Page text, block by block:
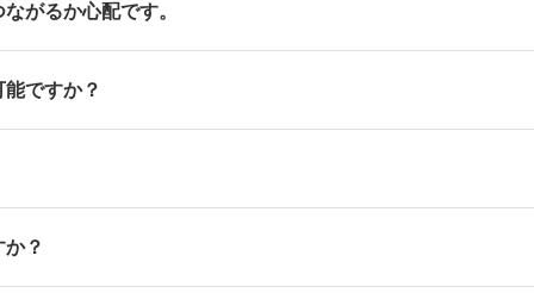
がるか心配です。
ですか？
？